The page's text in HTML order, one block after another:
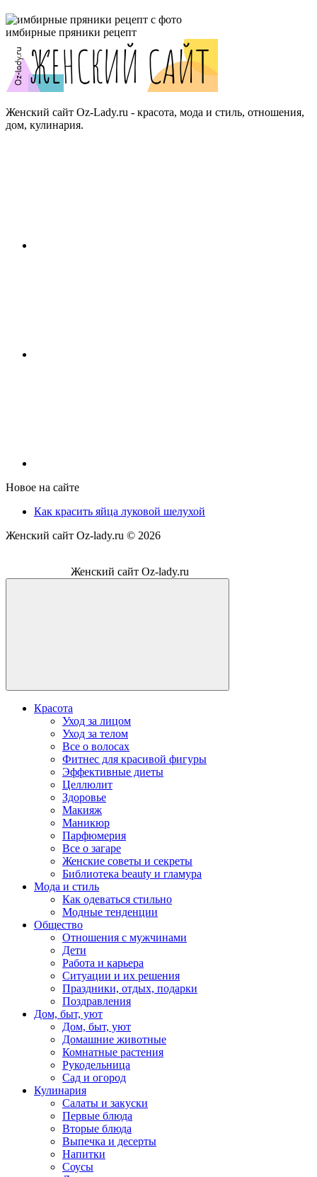
имбирные пряники рецепт
Женский сайт Oz-Lady.ru - красота, мода и стиль, отношения,
дом, кулинария.
Новое на сайте
Как красить яйца луковой шелухой
Женский сайт Oz-lady.ru © 2026
Женский сайт Oz-lady.ru
Красота
Уход за лицом
Уход за телом
Все о волосах
Фитнес для красивой фигуры
Эффективные диеты
Целлюлит
Здоровье
Макияж
Маникюр
Парфюмерия
Все о загаре
Женские советы и секреты
Библиотека beauty и гламура
Мода и стиль
Как одеваться стильно
Модные тенденции
Общество
Отношения с мужчинами
Дети
Работа и карьера
Ситуации и их решения
Праздники, отдых, подарки
Поздравления
Дом, быт, уют
Дом, быт, уют
Домашние животные
Комнатные растения
Рукодельница
Сад и огород
Кулинария
Салаты и закуски
Первые блюда
Вторые блюда
Выпечка и десерты
Напитки
Соусы